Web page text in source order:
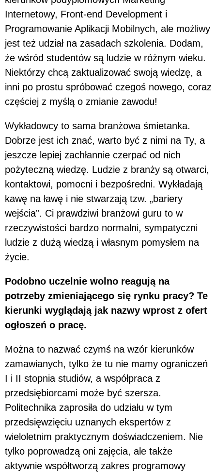
Internetowy, Front-end Development i
Programowanie Aplikacji Mobilnych, ale możliwy
jest też udział na zasadach szkolenia. Dodam,
że wśród studentów są ludzie w różnym wieku.
Niektórzy chcą zaktualizować swoją wiedzę, a
inni po prostu spróbować czegoś nowego, coraz
częściej z myślą o zmianie zawodu!
Wykładowcy to sama branżowa śmietanka.
Dobrze jest ich znać, warto być z nimi na Ty, a
jeszcze lepiej zachłannie czerpać od nich
pożyteczną wiedzę. Ludzie z branży są otwarci,
kontaktowi, pomocni i bezpośredni. Wykładają
kawę na ławę i nie stwarzają tzw. „bariery
wejścia”. Ci prawdziwi branżowi guru to w
rzeczywistości bardzo normalni, sympatyczni
ludzie z dużą wiedzą i własnym pomysłem na
życie.
Podobno uczelnie wolno reagują na
potrzeby zmieniającego się rynku pracy? Te
kierunki wyglądają jak nazwy wprost z ofert
ogłoszeń o pracę.
Można to nazwać czymś na wzór kierunków
zamawianych, tylko że tu nie mamy ograniczeń
I i II stopnia studiów, a współpraca z
przedsiębiorcami może być szersza.
Politechnika zaprosiła do udziału w tym
przedsięwzięciu uznanych ekspertów z
wieloletnim praktycznym doświadczeniem. Nie
tylko poprowadzą oni zajęcia, ale także
aktywnie współtworzą zakres programowy